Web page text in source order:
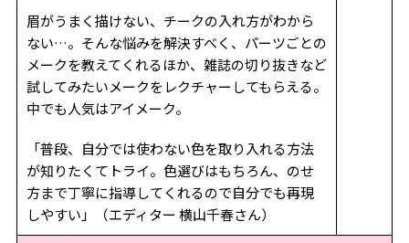
眉がうまく描けない、チークの入れ方がわから
ない…。そんな悩みを解決すべく、パーツごとの
メークを教えてくれるほか、雑誌の切り抜きなど
試してみたいメークをレクチャーしてもらえる。
中でも人気はアイメーク。
「普段、自分では使わない色を取り入れる方法
が知りたくてトライ。色選びはもちろん、のせ
方まで丁寧に指導してくれるので自分でも再現
しやすい」（エディター 横山千春さん）